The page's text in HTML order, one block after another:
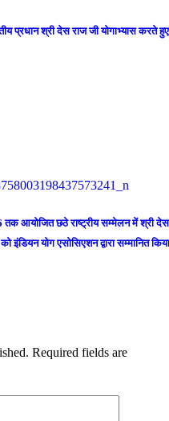
प्रधान श्री देस राज जी योगाभ्यास करते हुए
तक आयोजित छठे राष्ट्रीय सम्मेलन में श्री देस
इंडियन योग एसोसिएशन द्वारा सम्मानित किया
Required fields are